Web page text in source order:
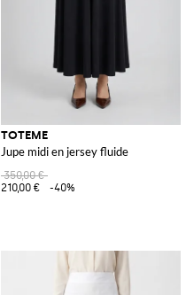
TOTEME
Jupe midi en jersey fluide
350,00 €
210,00 €
-40%